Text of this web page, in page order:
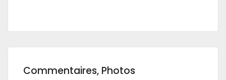
Commentaires, Photos